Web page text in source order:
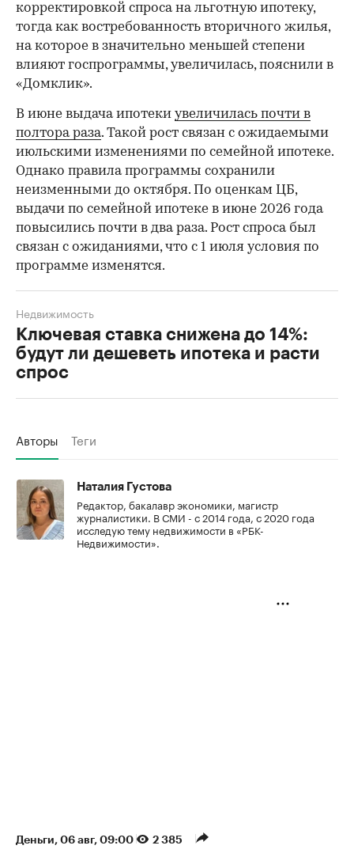
корректировкой спроса на льготную ипотеку,
тогда как востребованность вторичного жилья,
на которое в значительно меньшей степени
влияют госпрограммы, увеличилась, пояснили в
«Домклик».
В июне выдача ипотеки увеличилась почти в
полтора раза. Такой рост связан с ожидаемыми
июльскими изменениями по семейной ипотеке.
Однако правила программы сохранили
неизменными до октября. По оценкам ЦБ,
выдачи по семейной ипотеке в июне 2026 года
повысились почти в два раза. Рост спроса был
связан с ожиданиями, что с 1 июля условия по
программе изменятся.
Ключевая ставка снижена до 14%:
будут ли дешеветь ипотека и расти
спрос
Недвижимость
Авторы Теги
Наталия Густова
Редактор, бакалавр экономики, магистр
журналистики. В СМИ - с 2014 года, с 2020 года
исследую тему недвижимости в «РБК-
Недвижимости».
Деньги⁠, 06 авг, 09:00 2 385